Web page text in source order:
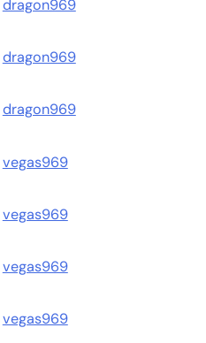
dragon969
dragon969
dragon969
vegas969
vegas969
vegas969
vegas969